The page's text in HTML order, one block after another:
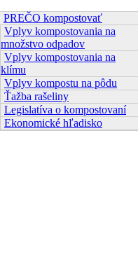
PREČO kompostovať
Vplyv kompostovania na
množstvo odpadov
Vplyv kompostovania na
klímu
Vplyv kompostu na pôdu
Ťažba rašeliny
Legislatíva o kompostovaní
Ekonomické hľadisko